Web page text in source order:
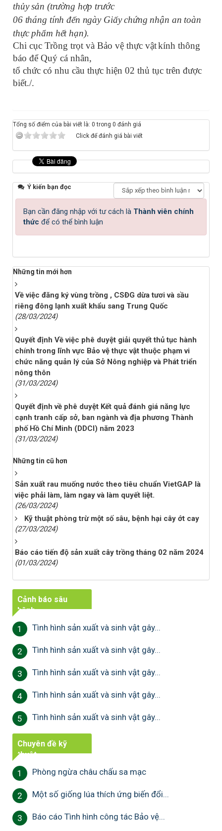
thủy sản (trường hợp trước
06 tháng tính đến ngày Giấy chứng nhận an toàn
thực phẩm hết hạn).
Chi cục Trồng trọt và Bảo vệ thực vậtkính thông
báo để Quý cá nhân,
tổ chức có nhu cầu thực hiện 02 thủ tục trên được
biết./.
Tổng số điểm của bài viết là: 0 trong 0 đánh giá
Click để đánh giá bài viết
Ý kiến bạn đọc
Bạn cần đăng nhập với tư cách là Thành viên chính
thức để có thể bình luận
Những tin mới hơn
Về việc đăng ký vùng trồng , CSĐG dừa tươi và sầu
riêng đông lạnh xuất khẩu sang Trung Quốc
(28/03/2024)
Quyết định Về việc phê duyệt giải quyết thủ tục hành
chính trong lĩnh vực Bảo vệ thực vật thuộc phạm vi
chức năng quản lý của Sở Nông nghiệp và Phát triển
nông thôn
(31/03/2024)
Quyết định về phê duyệt Kết quả đánh giá năng lực
cạnh tranh cấp sở, ban ngành và địa phương Thành
phố Hồ Chí Minh (DDCI) năm 2023
(31/03/2024)
Những tin cũ hơn
Sản xuất rau muống nước theo tiêu chuẩn VietGAP là
việc phải làm, làm ngay và làm quyết liệt.
(26/03/2024)
Kỹ thuật phòng trừ một số sâu, bệnh hại cây ớt cay
(27/03/2024)
Báo cáo tiến độ sản xuất cây trồng tháng 02 năm 2024
(01/03/2024)
Cảnh báo sâu
bệnh
1 Tình hình sản xuất và sinh vật gây...
2 Tình hình sản xuất và sinh vật gây...
3 Tình hình sản xuất và sinh vật gây...
4 Tình hình sản xuất và sinh vật gây...
5 Tình hình sản xuất và sinh vật gây...
Chuyên đề kỹ
thuật
1 Phòng ngừa châu chấu sa mạc
2 Một số giống lúa thích ứng biến đổi...
3 Báo cáo Tình hình công tác Bảo vệ...